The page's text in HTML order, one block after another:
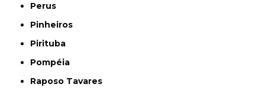
Perus
Pinheiros
Pirituba
Pompéia
Raposo Tavares